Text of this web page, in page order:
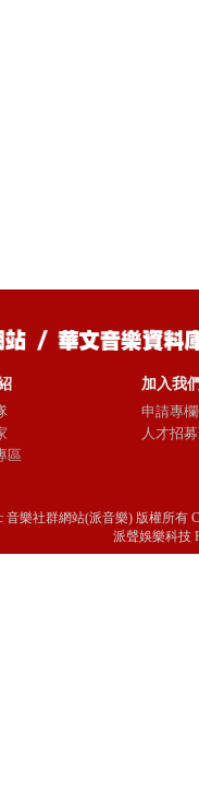
區
加入我
申請專
人才招募
音樂社群網站(派音樂) 版權所有
派聲娛樂科技